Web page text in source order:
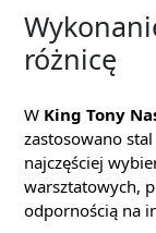
różnicę
W King Tony
zastosowano
najczęściej
warsztatowych,
odpornością na